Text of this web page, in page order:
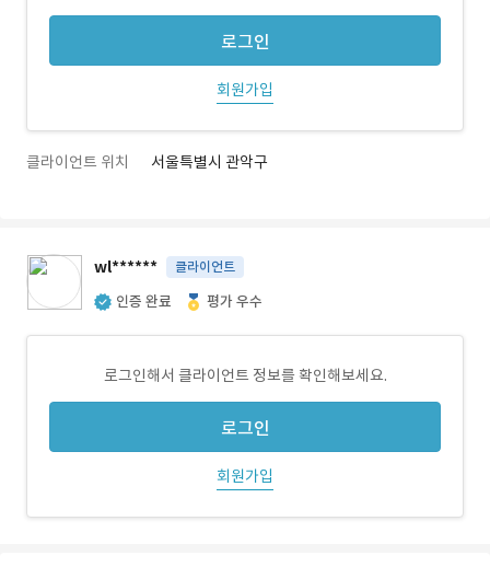
로그인
회원가입
클라이언트 위치 서울특별시 관악구
wl****** 클라이언트
인증 완료 평가 우수
로그인해서 클라이언트 정보를 확인해보세요.
로그인
회원가입